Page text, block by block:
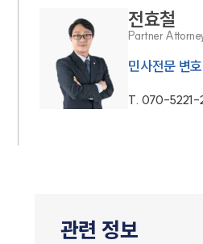
전효철
Partner
민사전문 변
T. 070-5221-
관련 정보